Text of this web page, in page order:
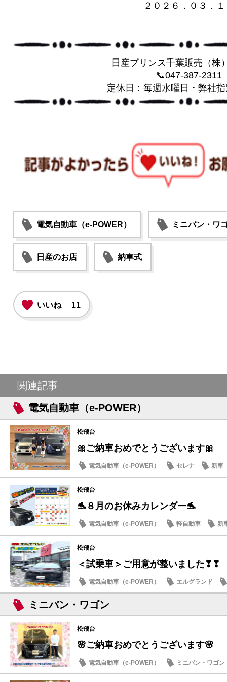
２０２６．０３．
日産プリンス千葉販売（株
📞047-387-2311
定休日：毎週水曜日・弊社
電気自動車（e-POWER） ミニバン・ワ
日産のお店 納車式
いいね 11
関連記事
電気自動車（e-POWER）
松飛台
🎀ご納車おめでとうございます🎀
電気自動車（e-POWER） セレナ 新車
松飛台
🐬８月のお休みカレンダー🐬
電気自動車（e-POWER） 軽自動車
新
日産のお店
松飛台
＜試乗車＞ご用意が整いました❣❣
電気自動車（e-POWER）
エルグランド
日産のお店
ミニバン・ワゴン
松飛台
🌸ご納車おめでとうございます🌸
電気自動車（e-POWER）
ミニバン・ワゴン
納車式